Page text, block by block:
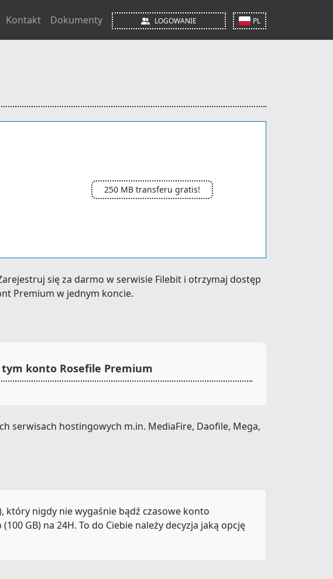
Kontakt Dokumenty LOGOWANIE PL
250 MB transferu gratis!
się za darmo w serwisie Filebit i otrzymaj dostęp
Premium w jednym koncie.
konto Rosefile Premium
serwisach hostingowych m.in. MediaFire, Daofile, Mega,
który nigdy nie wygaśnie bądź czasowe konto
GB) na 24H. To do Ciebie należy decyzja jaką opcję